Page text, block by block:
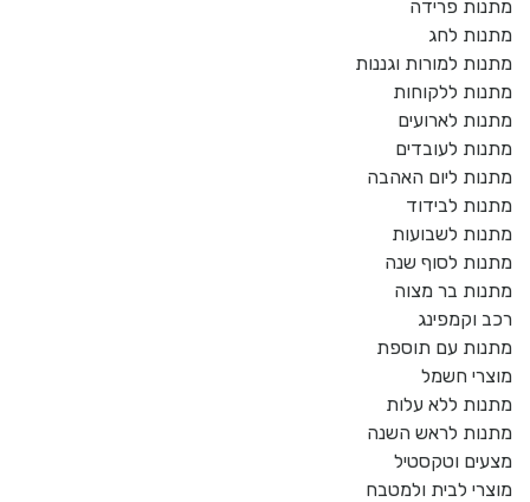
מתנות פרידה
מתנות לחג
מתנות למורות וגננות
מתנות ללקוחות
מתנות לארועים
מתנות לעובדים
מתנות ליום האהבה
מתנות לבידוד
מתנות לשבועות
מתנות לסוף שנה
מתנות בר מצוה
רכב וקמפינג
מתנות עם תוספת
מוצרי חשמל
מתנות ללא עלות
מתנות לראש השנה
מצעים וטקסטיל
מוצרי לבית ולמטבח